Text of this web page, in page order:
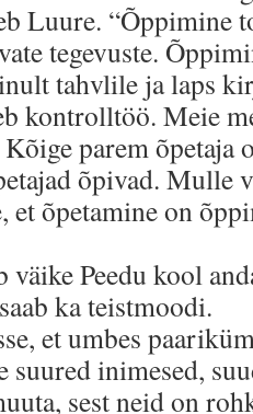
Luure. “Õppimine
tegevuste.
tahvlile ja laps
kontrolltöö. Meie
parem õpetaja
õpivad. Mulle
et õpetamine on
Peedu kool
ka teistmoodi.
et umbes
suured inimesed,
sest neid on